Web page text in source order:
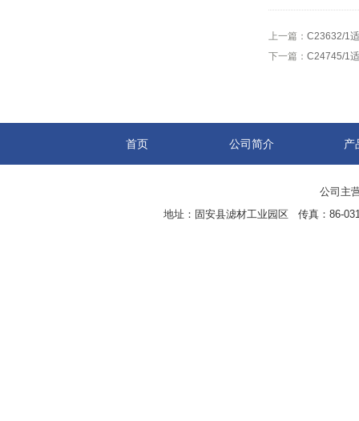
上一篇： C23632/1
下一篇： C24745/1
首页 公司简介 产
公司主
地址：固安县滤材工业园区 传真：86-